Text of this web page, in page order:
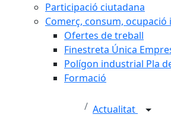
Participació ciutadana
Comerç, consum,
Ofertes de treball
Finestreta Única
Polígon industrial Pla
Formació
Actualitat